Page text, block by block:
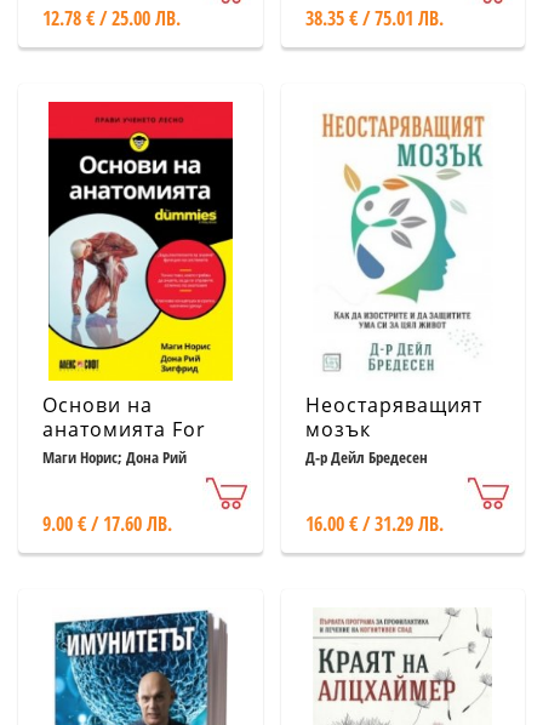
12.78 € / 25.00 ЛВ. 38.35 € / 75.01 ЛВ.
Основи на
анатомията For
Dummies
Маги Норис; Дона Рий
9.00 € / 17.60 ЛВ.
Неостаряващият
мозък
Д-р Дейл Бредесен
16.00 € / 31.29 ЛВ.